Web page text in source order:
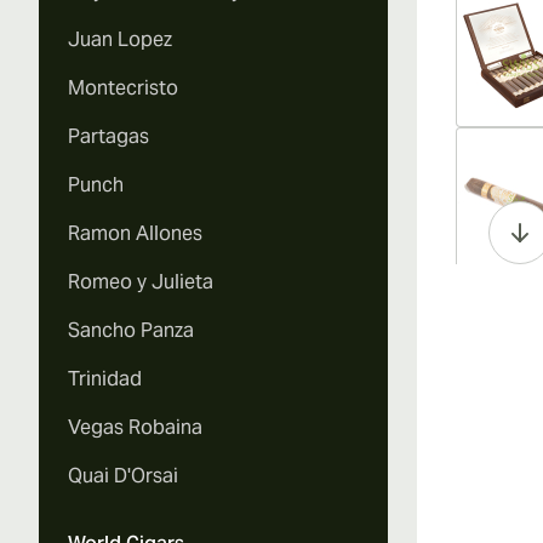
Juan Lopez
Montecristo
Partagas
Punch
Ramon Allones
Romeo y Julieta
Sancho Panza
Trinidad
Vegas Robaina
Quai D'Orsai